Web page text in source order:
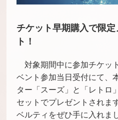
チケット早期購入で限
ト！
対象期間中に参加チケッ
ベント参加当日受付にて、
ター「スーズ」と「レトロ
セットでプレゼントされ
ベルティをぜひ手に入れま